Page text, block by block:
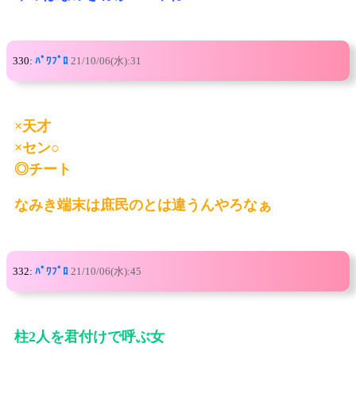
330: ﾊﾟﾜﾌﾟﾛ 21/10/06(水):31
×天才
×セン○
◎チート
なみき端末は庶民のとは違うんやろなぁ
332: ﾊﾟﾜﾌﾟﾛ 21/10/06(水):45
柱2人を君付けで呼ぶ女